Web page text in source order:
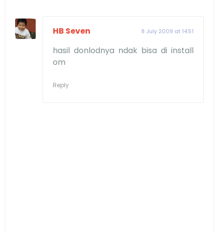
HB Seven 8 July 2009 at 14:51
hasil donlodnya ndak bisa di install
om
Reply